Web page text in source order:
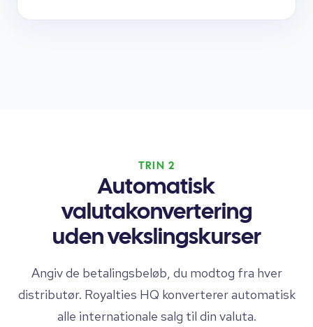
TRIN 2
Automatisk
valutakonvertering
uden vekslingskurser
Angiv de betalingsbeløb, du modtog fra hver
distributør. Royalties HQ konverterer automatisk
alle internationale salg til din valuta.